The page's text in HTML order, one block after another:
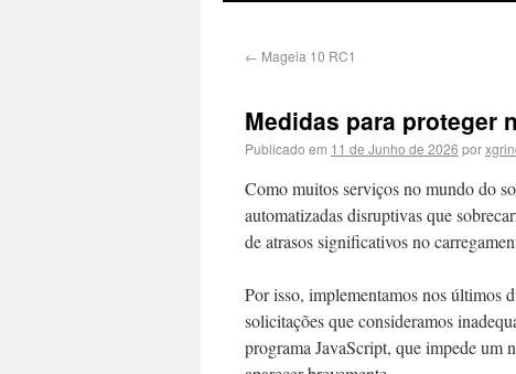
← Mageia 10 RC1
Medidas para proteger
Publicado em 11 de Junho de 2026 por
Como muitos serviços no mundo do
automatizadas disruptivas que
de atrasos significativos no
Por isso, implementamos nos últimos
solicitações que consideramos
programa JavaScript, que impede um